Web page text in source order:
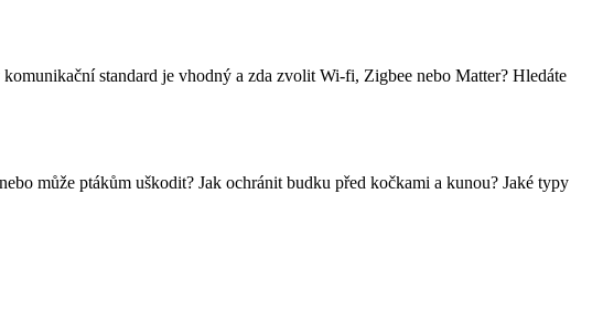
standard je vhodný a zda zvolit Wi-fi, Zigbee nebo Matter? Hledáte
může ptákům uškodit? Jak ochránit budku před kočkami a kunou? Jaké typy